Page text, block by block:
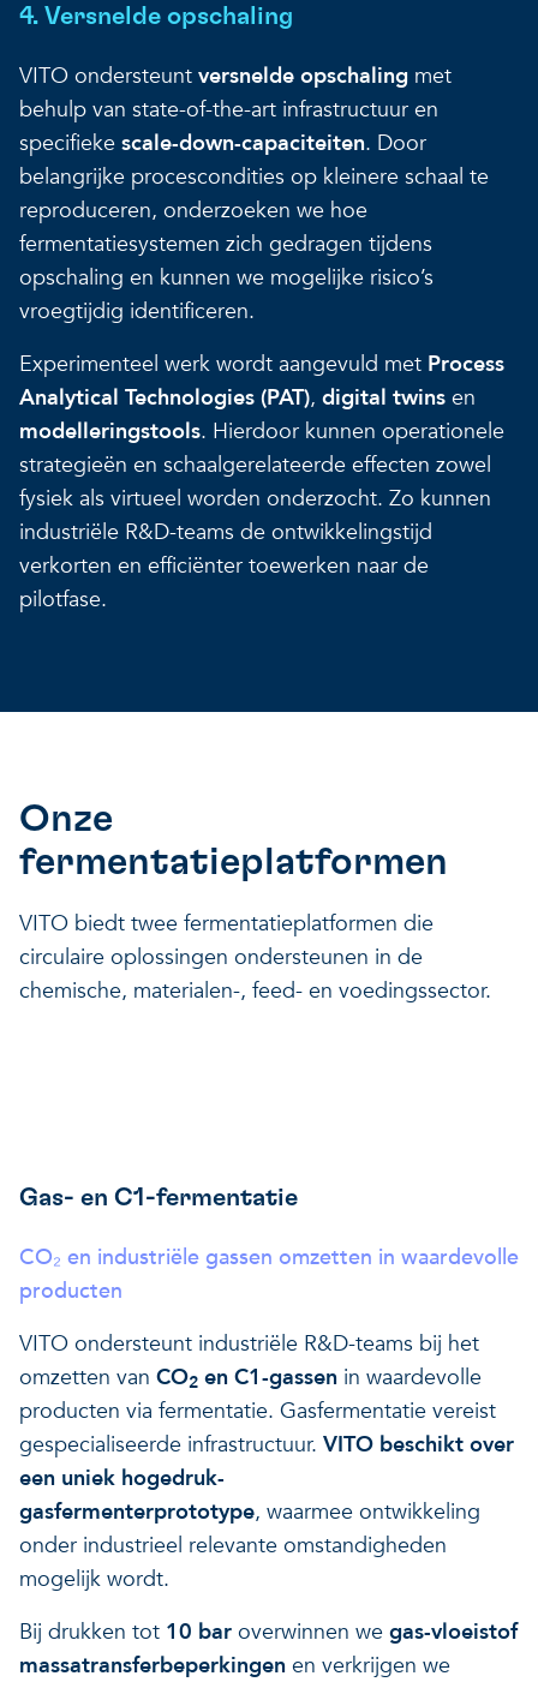
4. Versnelde opschaling
VITO ondersteunt versnelde opschaling met
behulp van state-of-the-art infrastructuur en
specifieke scale-down-capaciteiten. Door
belangrijke procescondities op kleinere schaal te
reproduceren, onderzoeken we hoe
fermentatiesystemen zich gedragen tijdens
opschaling en kunnen we mogelijke risico’s
vroegtijdig identificeren.
Experimenteel werk wordt aangevuld met Process
Analytical Technologies (PAT), digital twins en
modelleringstools. Hierdoor kunnen operationele
strategieën en schaalgerelateerde effecten zowel
fysiek als virtueel worden onderzocht. Zo kunnen
industriële R&D-teams de ontwikkelingstijd
verkorten en efficiënter toewerken naar de
pilotfase.
Onze
fermentatieplatformen
VITO biedt twee fermentatieplatformen die
circulaire oplossingen ondersteunen in de
chemische, materialen-, feed- en voedingssector.
Gas- en C1-fermentatie
CO₂ en industriële gassen omzetten in waardevolle
producten
VITO ondersteunt industriële R&D-teams bij het
omzetten van CO2 en C1-gassen in waardevolle
producten via fermentatie. Gasfermentatie vereist
gespecialiseerde infrastructuur. VITO beschikt over
een uniek hogedruk-
gasfermenterprototype, waarmee ontwikkeling
onder industrieel relevante omstandigheden
mogelijk wordt.
Bij drukken tot 10 bar overwinnen we gas-vloeistof
massatransferbeperkingen en verkrijgen we